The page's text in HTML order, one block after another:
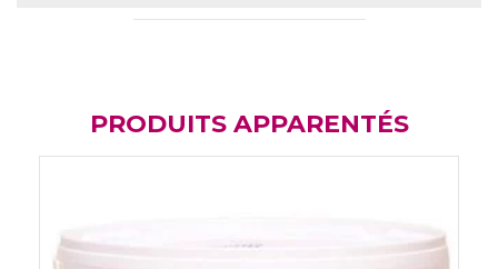
PRODUITS APPARENTÉS